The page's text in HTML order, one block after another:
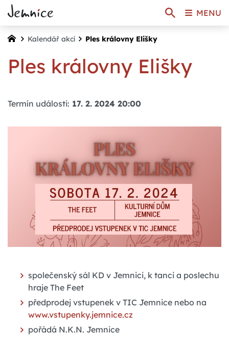
Kalendář akcí Ples královny Elišky
Ples královny Elišky
Termín události: 17. 2. 2024 20:00
společenský sál KD v Jemnici, k tanci a poslechu
hraje The Feet
předprodej vstupenek v TIC Jemnice nebo na
www.vstupenky.jemnice.cz
pořádá N.K.N. Jemnice
MENU